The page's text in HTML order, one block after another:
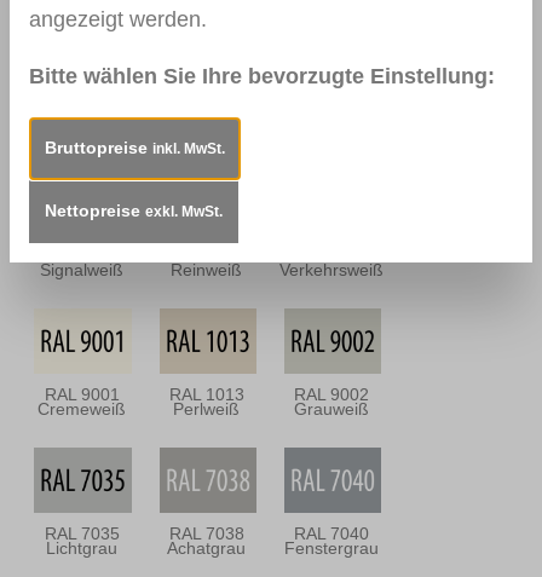
Dunkel
0112 0114
Dunkel
Signalweiß Reinweiß Verkehrsweiß
RAL 9001
Cremeweiß
RAL 1013
Perlweiß
RAL 9002
Grauweiß
RAL 7035
Lichtgrau
RAL 7038
Achatgrau
RAL 7040
Fenstergrau
angezeigt werden.
Bitte wählen Sie Ihre bevorzugte Einstellung:
Bruttopreise inkl. MwSt.
Nettopreise exkl. MwSt.